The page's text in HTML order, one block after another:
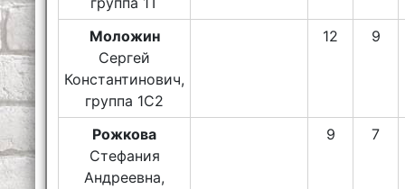
Моложин
Сергей
Константинович,
группа 1С2
12 9
Рожкова
Стефания
Андреевна,
9 7